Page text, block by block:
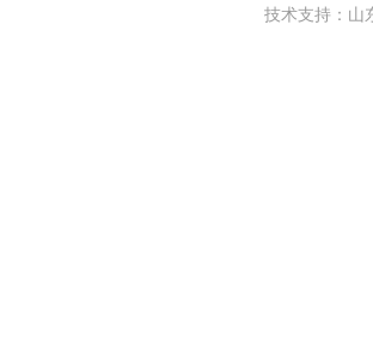
技术支持： 山